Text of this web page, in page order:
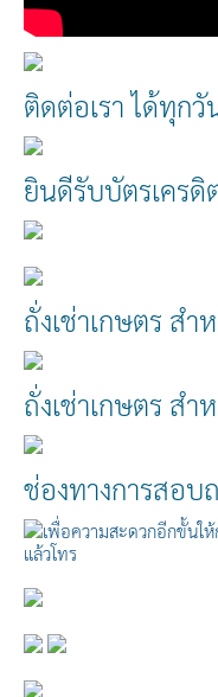
ติดต่อเรา ได้ทุกวั
ยินดีรับบัตรเครดิ
ถั่งเช่าเกษตร สำ
ถั่งเช่าเกษตร ส
ช่องทางการสอ